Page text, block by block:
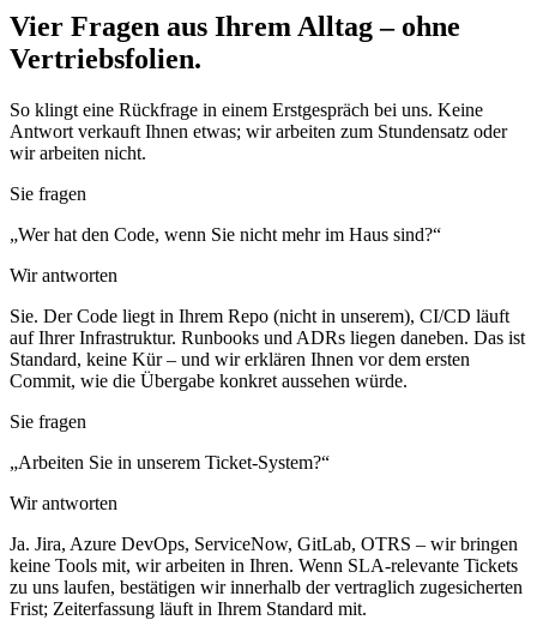
Vier Fragen aus Ihrem Alltag – ohne
Vertriebsfolien.
So klingt eine Rückfrage in einem Erstgespräch bei uns. Keine
Antwort verkauft Ihnen etwas; wir arbeiten zum Stundensatz oder
wir arbeiten nicht.
Sie fragen
„Wer hat den Code, wenn Sie nicht mehr im Haus sind?“
Wir antworten
Sie. Der Code liegt in Ihrem Repo (nicht in unserem), CI/CD läuft
auf Ihrer Infrastruktur. Runbooks und ADRs liegen daneben. Das ist
Standard, keine Kür – und wir erklären Ihnen vor dem ersten
Commit, wie die Übergabe konkret aussehen würde.
Sie fragen
„Arbeiten Sie in unserem Ticket-System?“
Wir antworten
Ja. Jira, Azure DevOps, ServiceNow, GitLab, OTRS – wir bringen
keine Tools mit, wir arbeiten in Ihren. Wenn SLA-relevante Tickets
zu uns laufen, bestätigen wir innerhalb der vertraglich zugesicherten
Frist; Zeiterfassung läuft in Ihrem Standard mit.